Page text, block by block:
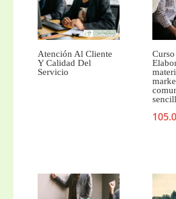
Atención Al Cliente
Y Calidad Del
Servicio
Curso